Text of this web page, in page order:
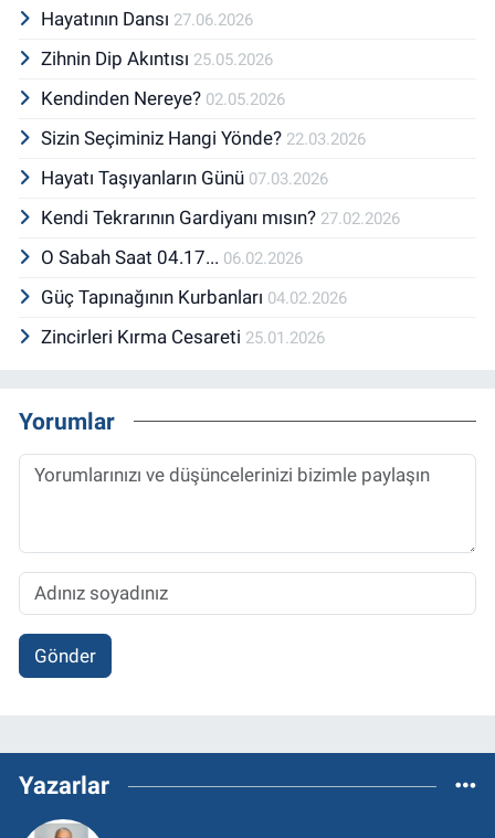
Hayatının Dansı 27.06.2026
Zihnin Dip Akıntısı 25.05.2026
Kendinden Nereye? 02.05.2026
Sizin Seçiminiz Hangi Yönde? 22.03.2026
Hayatı Taşıyanların Günü 07.03.2026
Kendi Tekrarının Gardiyanı mısın? 27.02.2026
O Sabah Saat 04.17... 06.02.2026
Güç Tapınağının Kurbanları 04.02.2026
Zincirleri Kırma Cesareti 25.01.2026
Yorumlar
Gönder
Yazarlar